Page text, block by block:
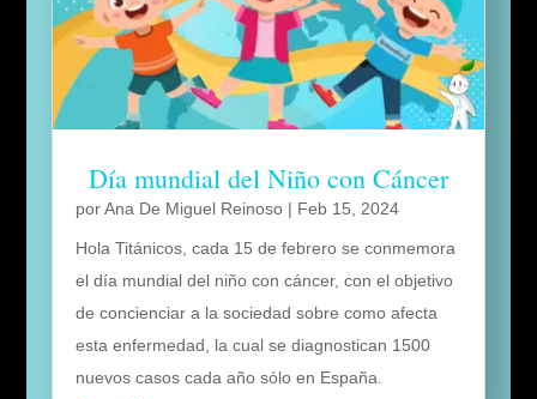
Día mundial del Niño con Cáncer
porAna De Miguel Reinoso| Feb 15, 2024
Hola Titánicos, cada 15 de febrero se conmemora
el día mundial del niño con cáncer, con el objetivo
de concienciar a la sociedad sobre como afecta
esta enfermedad, la cual se diagnostican 1500
nuevos casos cada año sólo en España.